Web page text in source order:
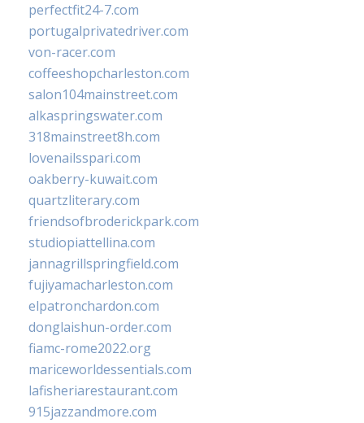
perfectfit24-7.com
portugalprivatedriver.com
von-racer.com
coffeeshopcharleston.com
salon104mainstreet.com
alkaspringswater.com
318mainstreet8h.com
lovenailsspari.com
oakberry-kuwait.com
quartzliterary.com
friendsofbroderickpark.com
studiopiattellina.com
jannagrillspringfield.com
fujiyamacharleston.com
elpatronchardon.com
donglaishun-order.com
fiamc-rome2022.org
mariceworldessentials.com
lafisheriarestaurant.com
915jazzandmore.com